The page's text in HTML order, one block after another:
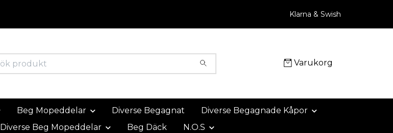
Klarna & Swish
Varukorg
Beg Mopeddelar Diverse Begagnat
Diverse Begagnade Kåpor
Diverse Beg Mopeddelar Beg Däck N.O.S